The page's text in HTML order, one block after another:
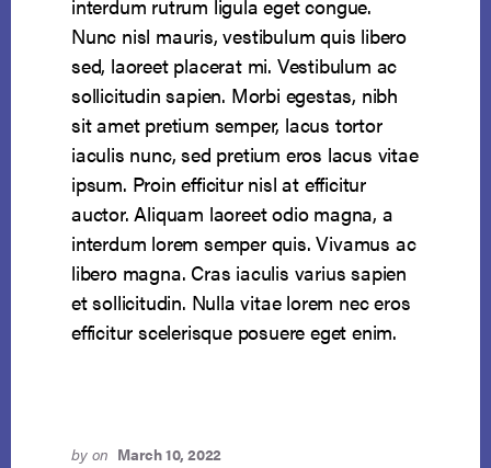
interdum rutrum ligula eget congue.
Nunc nisl mauris, vestibulum quis libero
sed, laoreet placerat mi. Vestibulum ac
sollicitudin sapien. Morbi egestas, nibh
sit amet pretium semper, lacus tortor
iaculis nunc, sed pretium eros lacus vitae
ipsum. Proin efficitur nisl at efficitur
auctor. Aliquam laoreet odio magna, a
interdum lorem semper quis. Vivamus ac
libero magna. Cras iaculis varius sapien
et sollicitudin. Nulla vitae lorem nec eros
efficitur scelerisque posuere eget enim.
by on March 10, 2022